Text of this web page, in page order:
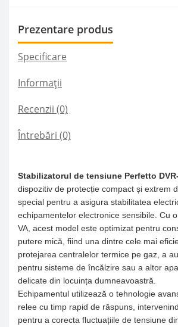
Prezentare produs
Specificare
Informații
Recenzii (0)
Întrebări (0)
Stabilizatorul de tensiune Perfetto
dispozitiv de protecție compact și extrem
special pentru a asigura stabilitatea
echipamentelor electronice sensibile. Cu
VA, acest model este optimizat pentru
putere mică, fiind una dintre cele mai
protejarea centralelor termice pe gaz, a
pentru sisteme de încălzire sau a altor
delicate din locuința dumneavoastră.
Echipamentul utilizează o tehnologie
relee cu timp rapid de răspuns,
pentru a corecta fluctuațiile de tensiune